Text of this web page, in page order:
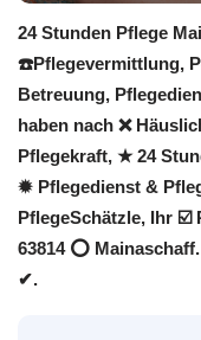
24 Stunden Pflege
☎️Pflegevermittlung,
Betreuung,
haben nach ❌
Pflegekraft, ★ 24
✹ Pflegedienst &
PflegeSchätzle, Ihr ☑️
63814 ⭕
✔.